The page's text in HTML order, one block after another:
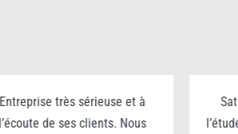
Entreprise très sérieuse et à
l’écoute de ses clients. Nous